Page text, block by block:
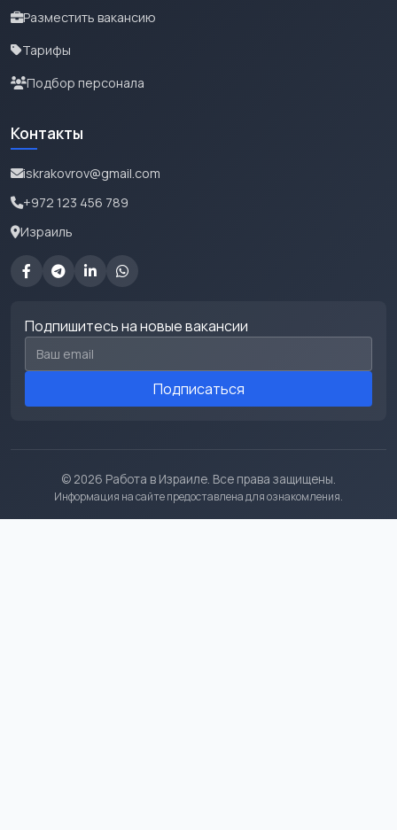
Разместить вакансию
Тарифы
Подбор персонала
Контакты
iskrakovrov@gmail.com
+972 123 456 789
Израиль
Подпишитесь на новые вакансии
Email для подписки
Подписаться
© 2026 Работа в Израиле. Все права защищены.
Информация на сайте предоставлена для ознакомления.